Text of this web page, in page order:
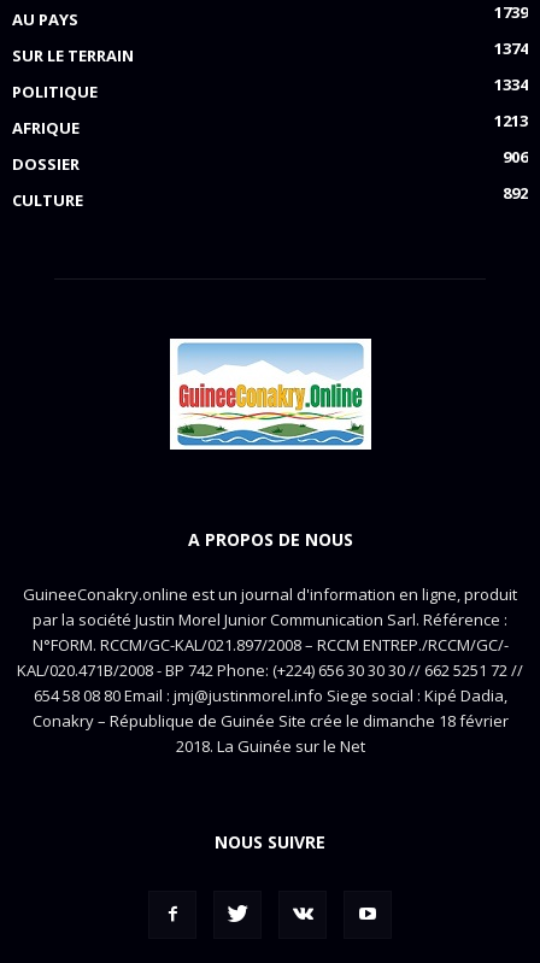
AU PAYS
1739
SUR LE TERRAIN
1374
POLITIQUE
1334
AFRIQUE
1213
DOSSIER
906
CULTURE
892
A PROPOS DE NOUS
GuineeConakry.online est un journal d'information en ligne, produit
par la société Justin Morel Junior Communication Sarl. Référence :
N°FORM. RCCM/GC-KAL/021.897/2008 – RCCM ENTREP./RCCM/GC/-
KAL/020.471B/2008 - BP 742 Phone: (+224) 656 30 30 30 // 662 5251 72 //
654 58 08 80 Email : jmj@justinmorel.info Siege social : Kipé Dadia,
Conakry – République de Guinée Site crée le dimanche 18 février
2018. La Guinée sur le Net
NOUS SUIVRE